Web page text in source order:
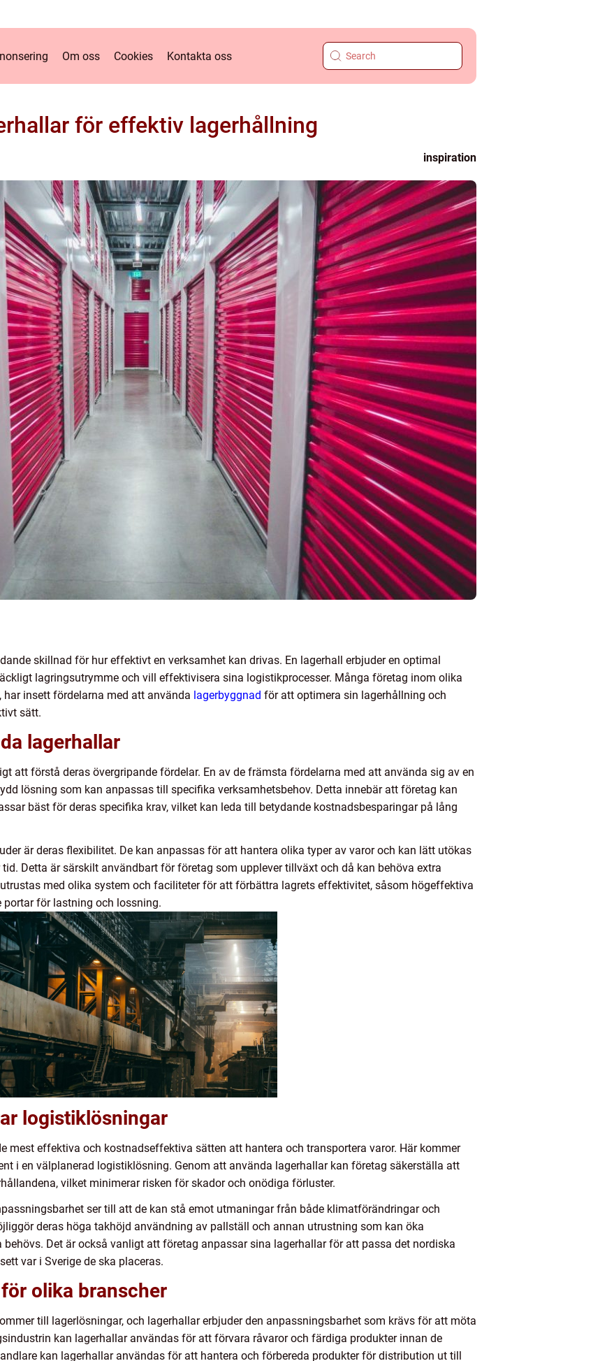
Om oss Cookies Kontakta oss
för effektiv lagerhållning
inspiration
skillnad för hur effektivt en verksamhet kan drivas. En lagerhall erbjuder en optimal
lagringsutrymme och vill effektivisera sina logistikprocesser. Många företag inom olika
insett fördelarna med att använda lagerbyggnad för att optimera sin lagerhållning och
sätt.
lagerhallar
att förstå deras övergripande fördelar. En av de främsta fördelarna med att använda sig av en
lösning som kan anpassas till specifika verksamhetsbehov. Detta innebär att företag kan
bäst för deras specifika krav, vilket kan leda till betydande kostnadsbesparingar på lång
är deras flexibilitet. De kan anpassas för att hantera olika typer av varor och kan lätt utökas
Detta är särskilt användbart för företag som upplever tillväxt och då kan behöva extra
med olika system och faciliteter för att förbättra lagrets effektivitet, såsom högeffektiva
för lastning och lossning.
logistiklösningar
mest effektiva och kostnadseffektiva sätten att hantera och transportera varor. Här kommer
i en välplanerad logistiklösning. Genom att använda lagerhallar kan företag säkerställa att
vilket minimerar risken för skador och onödiga förluster.
ser till att de kan stå emot utmaningar från både klimatförändringar och
deras höga takhöjd användning av pallställ och annan utrustning som kan öka
Det är också vanligt att företag anpassar sina lagerhallar för att passa det nordiska
var i Sverige de ska placeras.
olika branscher
till lagerlösningar, och lagerhallar erbjuder den anpassningsbarhet som krävs för att möta
kan lagerhallar användas för att förvara råvaror och färdiga produkter innan de
kan lagerhallar användas för att hantera och förbereda produkter för distribution ut till